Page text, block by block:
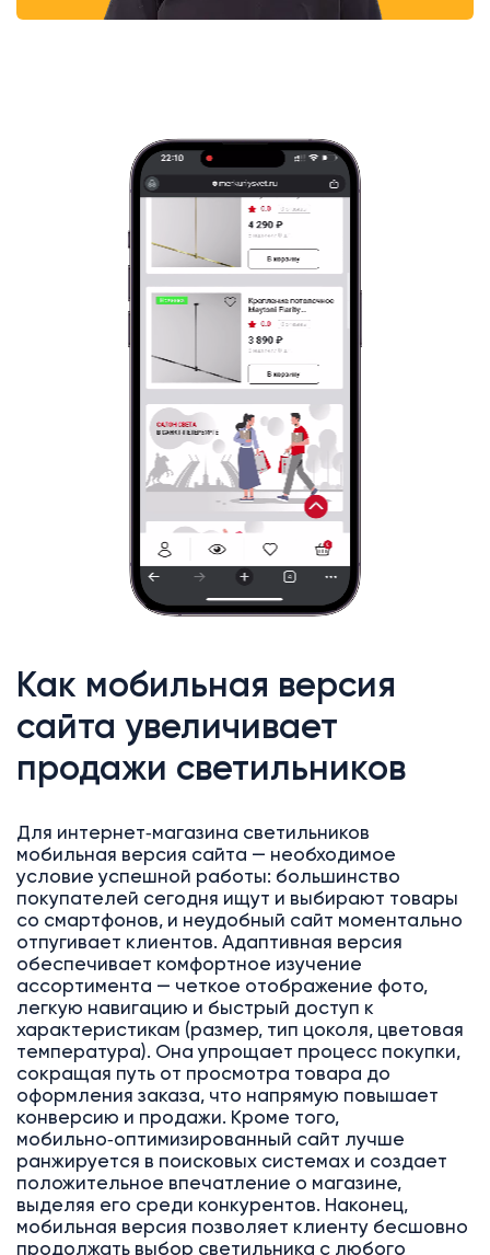
Как мобильная версия
сайта увеличивает
продажи светильников
Для интернет‑магазина светильников
мобильная версия сайта — необходимое
условие успешной работы: большинство
покупателей сегодня ищут и выбирают товары
со смартфонов, и неудобный сайт моментально
отпугивает клиентов. Адаптивная версия
обеспечивает комфортное изучение
ассортимента — четкое отображение фото,
легкую навигацию и быстрый доступ к
характеристикам (размер, тип цоколя, цветовая
температура). Она упрощает процесс покупки,
сокращая путь от просмотра товара до
оформления заказа, что напрямую повышает
конверсию и продажи. Кроме того,
мобильно‑оптимизированный сайт лучше
ранжируется в поисковых системах и создает
положительное впечатление о магазине,
выделяя его среди конкурентов. Наконец,
мобильная версия позволяет клиенту бесшовно
продолжать выбор светильника с любого